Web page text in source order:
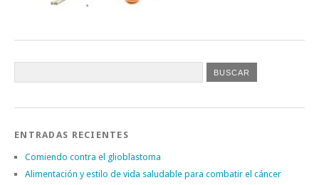
ENTRADAS RECIENTES
Comiendo contra el glioblastoma
Alimentación y estilo de vida saludable para combatir el cáncer